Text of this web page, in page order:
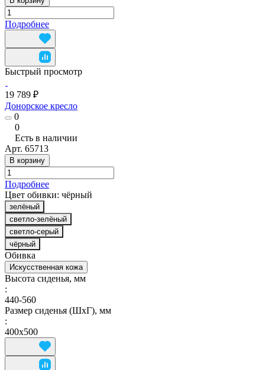
Подробнее
Быстрый просмотр
19 789 ₽
Донорское кресло
0
0
Есть в наличии
Арт. 65713
В корзину
Подробнее
Цвет обивки: чёрный
зелёный
светло-зелёный
светло-серый
чёрный
Обивка
Искусственная кожа
Высота сиденья, мм
:
440-560
Размер сиденья (ШxГ), мм
:
400x500